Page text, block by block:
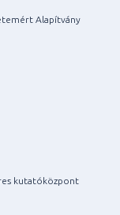
Alapítvány
kutatóközpont